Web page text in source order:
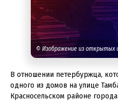
© Изображение из открытых
В отношении петербуржца,
одного из домов на улице
Красносельском районе